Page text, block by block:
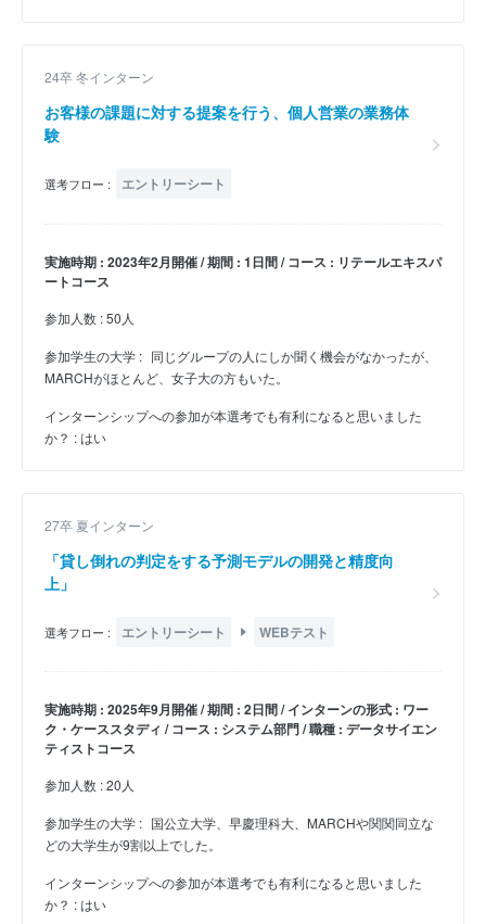
24卒 冬インターン
お客様の課題に対する提案を行う、個人営業の業務体
験
選考フロー : エントリーシート
実施時期 : 2023年2月開催 / 期間 : 1日間 / コース : リテールエキスパ
ートコース
参加人数 : 50人
参加学生の大学 : 同じグループの人にしか聞く機会がなかったが、
MARCHがほとんど、女子大の方もいた。
インターンシップへの参加が本選考でも有利になると思いました
か？ : はい
27卒 夏インターン
「貸し倒れの判定をする予測モデルの開発と精度向
上」
選考フロー : エントリーシート WEBテスト
実施時期 : 2025年9月開催 / 期間 : 2日間 / インターンの形式 : ワー
ク・ケーススタディ / コース : システム部門 / 職種 : データサイエン
ティストコース
参加人数 : 20人
参加学生の大学 : 国公立大学、早慶理科大、MARCHや関関同立な
どの大学生が9割以上でした。
インターンシップへの参加が本選考でも有利になると思いました
か？ : はい